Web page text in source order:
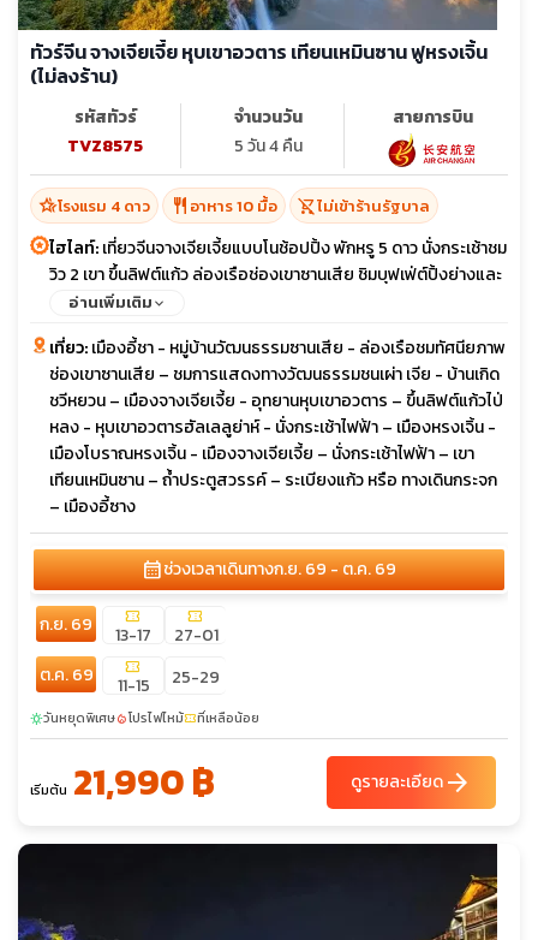
ทัวร์จีน จางเจียเจี้ย หุบเขาอวตาร เทียนเหมินซาน ฟูหรงเจิ้น
(ไม่ลงร้าน)
รหัสทัวร์
TVZ8575
จำนวนวัน
5 วัน 4 คืน
สายการบิน
hotel_classโรงแรม 4 ดาว restaurant อาหาร 10 มื้อ shopping_cart_offไม่เข้าร้านรัฐบาล
ไฮไลท์:เที่ยวจีนจางเจียเจี้ยแบบโนช้อปปิ้ง พักหรู 5 ดาว นั่งกระเช้าชม
วิว 2 เขา ขึ้นลิฟต์แก้ว ล่องเรือช่องเขาซานเสีย ชิมบุฟเฟ่ต์ปิ้งย่างและ
สุกี้เห็ด รวมประกันอุบัติเหตุ
อ่านเพิ่มเติม
เที่ยว:เมืองอี้ชา - หมู่บ้านวัฒนธรรมซานเสีย - ล่องเรือชมทัศนียภาพ
ช่องเขาซานเสีย – ชมการแสดงทางวัฒนธรรมชนเผ่า เจีย - บ้านเกิด
ชวีหยวน – เมืองจางเจียเจี้ย - อุทยานหุบเขาอวตาร – ขึ้นลิฟต์แก้วไป่
หลง - หุบเขาอวตารฮัลเลลูย่าห์ - นั่งกระเช้าไฟฟ้า – เมืองหรงเจิ้น -
เมืองโบราณหรงเจิ้น - เมืองจางเจียเจี้ย – นั่งกระเช้าไฟฟ้า – เขา
เทียนเหมินซาน – ถ้ำประตูสวรรค์ – ระเบียงแก้ว หรือ ทางเดินกระจก
– เมืองอี้ซาง
calendar_monthช่วงเวลาเดินทางก.ย. 69 - ต.ค. 69
ก.ย. 69 confirmation_number
13-17
confirmation_number
27-01
ต.ค. 69
confirmation_number
11-15 25-29
sunnyวันหยุดพิเศษlocal_fire_departmentโปรไฟไหม้confirmation_numberที่เหลือน้อย
เริ่มต้น 21,990 ฿ ดูรายละเอียดarrow_forward